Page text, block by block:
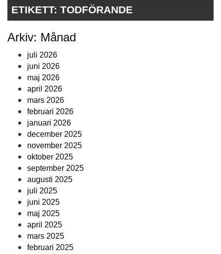
ETIKETT: TODFÖRANDE
Arkiv: Månad
juli 2026
juni 2026
maj 2026
april 2026
mars 2026
februari 2026
januari 2026
december 2025
november 2025
oktober 2025
september 2025
augusti 2025
juli 2025
juni 2025
maj 2025
april 2025
mars 2025
februari 2025